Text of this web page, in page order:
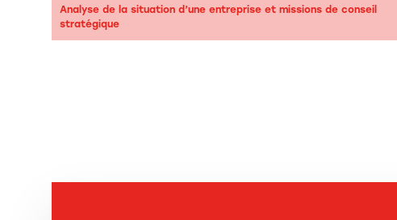
Analyse de la situation d’une entreprise et missions de conseil
stratégique